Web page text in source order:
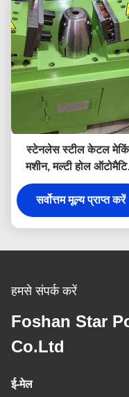
स्टेनलेस स्टील केटल
मशीन, मल्टी होल
पंचिंग मशीन
सर्वोत्तम मूल्य प्राप्त करें
हमसे संपर्क करें
Foshan Star
Co.Ltd
ई-मेल